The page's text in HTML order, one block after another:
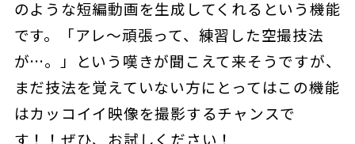
のような短編動画を生成してくれるという機能
です。「アレ～頑張って、練習した空撮技法
が…。」という嘆きが聞こえて来そうですが、
まだ技法を覚えていない方にとってはこの機能
はカッコイイ映像を撮影するチャンスで
す！！ぜひ、お試しください！